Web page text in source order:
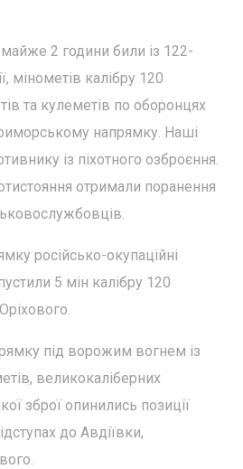
2 години били із 122-
мінометів калібру 120
та кулеметів по оборонцях
напрямку. Наші
із піхотного озброєння.
отримали поранення
російсько-окупаційні
5 мін калібру 120
під ворожим вогнем із
великокаліберних
зброї опинились позиції
до Авдіївки,